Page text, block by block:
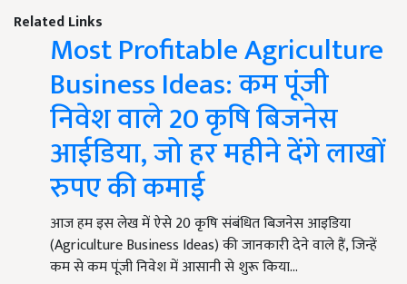
Related Links
Most Profitable Agriculture
Business Ideas: कम पूंजी
निवेश वाले 20 कृषि बिजनेस
आईडिया, जो हर महीने देंगे लाखों
रुपए की कमाई
आज हम इस लेख में ऐसे 20 कृषि संबंधित बिजनेस आइडिया
(Agriculture Business Ideas) की जानकारी देने वाले हैं, जिन्हें
कम से कम पूंजी निवेश में आसानी से शुरू किया…